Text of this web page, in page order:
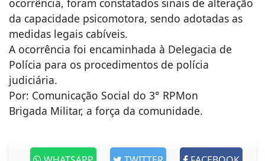
ocorrência, foram constatados sinais de alteração
da capacidade psicomotora, sendo adotadas as
medidas legais cabíveis.
A ocorrência foi encaminhada à Delegacia de
Polícia para os procedimentos de polícia
judiciária.
Por: Comunicação Social do 3° RPMon
Brigada Militar, a força da comunidade.